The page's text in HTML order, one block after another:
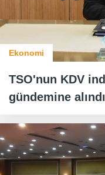
Ekonomi
TSO'nun KDV
gündemine alındı